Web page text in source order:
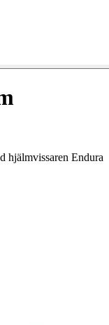
hjälmvissaren Endura